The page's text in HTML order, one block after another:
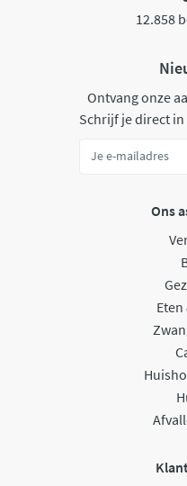
12.858
Ontvang onze
Schrijf je direct
Ons